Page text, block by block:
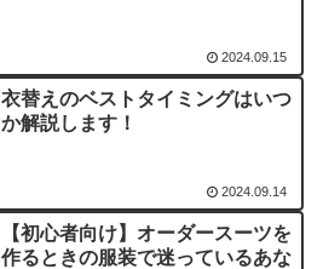
2024.09.15
衣替えのベストタイミングはいつ
か解説します！
2024.09.14
【初心者向け】オーダースーツを
作るときの服装で迷っているあな